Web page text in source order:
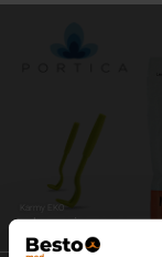
Karmy EKO
zdrowe i pyszne